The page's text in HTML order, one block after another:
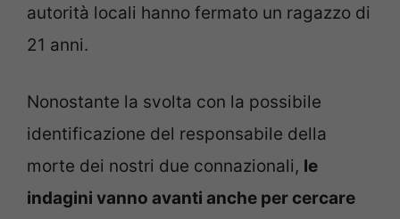
autorità locali hanno fermato un ragazzo di
21 anni.
Nonostante la svolta con la possibile
identificazione del responsabile della
morte dei nostri due connazionali, le
indagini vanno avanti anche per cercare